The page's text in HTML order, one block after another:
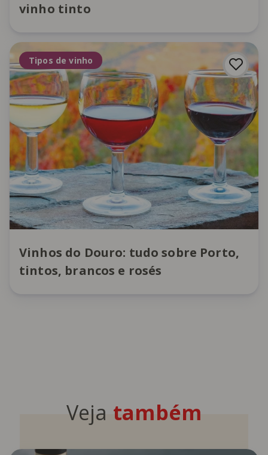
vinho tinto
Tipos de vinho
Vinhos do Douro: tudo sobre Porto,
tintos, brancos e rosés
Veja também